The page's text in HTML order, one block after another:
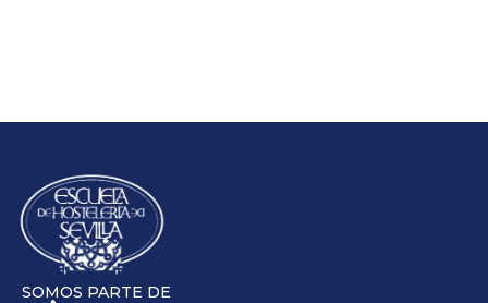
SOMOS PARTE DE